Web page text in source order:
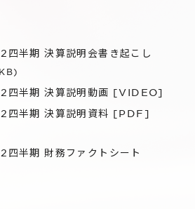
半期 決算説明会書き起こし
四半期 決算説明動画 [VIDEO]
四半期 決算説明資料 [PDF]
半期 財務ファクトシート